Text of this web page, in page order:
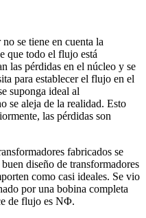
se tiene en cuenta la
que todo el flujo está
las pérdidas en el núcleo y se
para establecer el flujo en el
suponga ideal al
se aleja de la realidad. Esto
las pérdidas son
fabricados se
diseño de transformadores
como casi ideales. Se vio
por una bobina completa
de flujo es NΦ.